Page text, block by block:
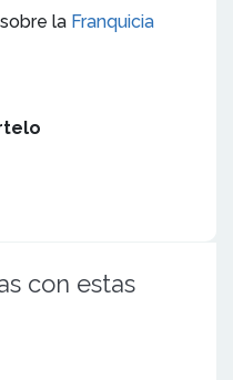
la Franquicia
con estas